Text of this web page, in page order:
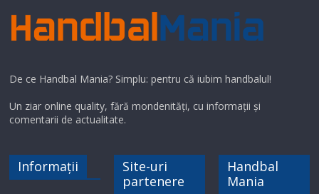
De ce Handbal Mania? Simplu: pentru că iubim handbalul!
Un ziar online quality, fără mondenități, cu informații și
comentarii de actualitate.
Informații
Site-uri
partenere
Handbal
Mania